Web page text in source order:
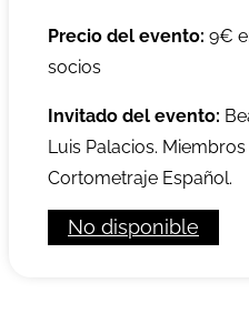
Precio del evento: 9€
socios
Invitado del evento:
Luis Palacios.
Cortometraje Español.
No disponible